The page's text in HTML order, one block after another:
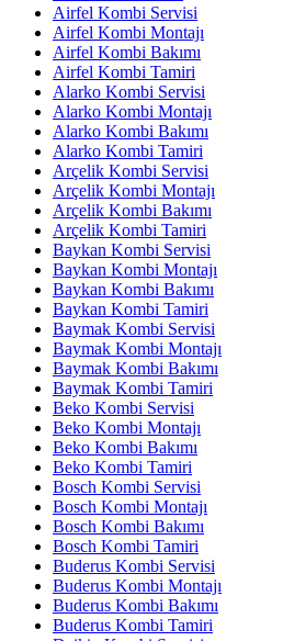
Airfel Kombi Servisi
Airfel Kombi Montajı
Airfel Kombi Bakımı
Airfel Kombi Tamiri
Alarko Kombi Servisi
Alarko Kombi Montajı
Alarko Kombi Bakımı
Alarko Kombi Tamiri
Arçelik Kombi Servisi
Arçelik Kombi Montajı
Arçelik Kombi Bakımı
Arçelik Kombi Tamiri
Baykan Kombi Servisi
Baykan Kombi Montajı
Baykan Kombi Bakımı
Baykan Kombi Tamiri
Baymak Kombi Servisi
Baymak Kombi Montajı
Baymak Kombi Bakımı
Baymak Kombi Tamiri
Beko Kombi Servisi
Beko Kombi Montajı
Beko Kombi Bakımı
Beko Kombi Tamiri
Bosch Kombi Servisi
Bosch Kombi Montajı
Bosch Kombi Bakımı
Bosch Kombi Tamiri
Buderus Kombi Servisi
Buderus Kombi Montajı
Buderus Kombi Bakımı
Buderus Kombi Tamiri